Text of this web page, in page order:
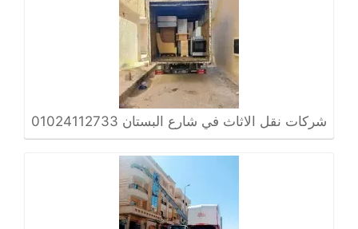
شركات نقل الاثاث في شارع البستان 01024112733